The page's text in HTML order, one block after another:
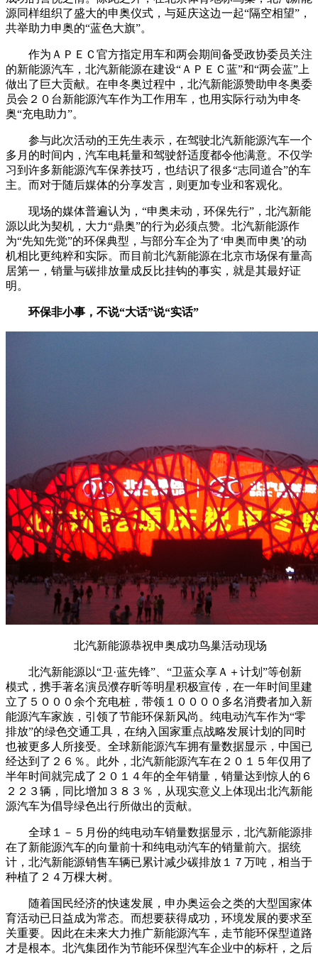
源同样组织了盛大的申奥仪式，与延庆这边一起“隔空相望”，
共举助力申奥的“蓝色大旗”。
作为ＡＰＥＣ官方指定用车和两会期间备受政协委员关注
的新能源汽车，北汽新能源在建设“ＡＰＥＣ蓝”和“两会蓝”上
做出了巨大贡献。在申冬奥过程中，北汽新能源赞助申冬奥委
员会２０台新能源汽车作为工作用车，也用实际行动为申冬
奥“充电助力”。
参与此次活动的王先生表示，在驾驶北汽新能源汽车一个
多月的时间内，汽车电耗量和驾驶舒适度都令他满意。不仅学
习到许多新能源汽车保养技巧，也结识了很多“志同道合”的车
主。而对于随后媒体的分享发言，则更加专业和客观化。
现场的媒体普遍认为，“申奥未动，环保先行”，北汽新能
源以此为契机，大力“鼎奥”的行为必须点赞。北汽新能源作
为“先知先觉”的环保典型，与部分车企为了‘申奥而申奥’的动
机相比更纯粹和实际。而目前北汽新能源在北京市场保有量高
居第一，销量与碳排放量成反比挂钩的事实，就是其最好证
明。
环保非小事，不说“大话”说“实话”
北汽新能源恭祝申奥成功鸟巢活动现场
北汽新能源以“卫·蓝先锋”、“卫蓝众享Ａ＋计划”等创新
模式，携手著名演员濮存昕等明星积极宣传，在一年时间里建
立了５０００余个充电桩，带领１００００多名消费者加入新
能源汽车家族，引领了节能环保新风尚。纯电动汽车作为“零
排放”的绿色交通工具，在纳入国家重点战略发展计划的同时
也被更多人所接受。全球新能源汽车拥有量数据显示，中国已
经达到了２６％。此外，北汽新能源汽车在２０１５年仅用了
半年时间就完成了２０１４年的全年销量，销量达到惊人的６
２２３辆，同比增加３８３％，从现实意义上体现出北汽新能
源汽车为倡导绿色出行所做出的贡献。
全球１－５月份的纯电动车销量数据显示，北汽新能源排
在了新能源汽车的向量前十和纯电动汽车的销量前六。据统
计，北汽新能源销售车辆已累计减少碳排放１７万吨，相当于
种植了２４万棵大树。
随着国民经济的快速发展，申办奥运会之类的大型国家体
育活动已日益成为常态。而想要获得成功，环境发展的要求至
关重要。因此在未来大力推广新能源汽车，走节能环保型道路
才是根本。北汽集团作为节能环保型汽车企业中的标杆，之后